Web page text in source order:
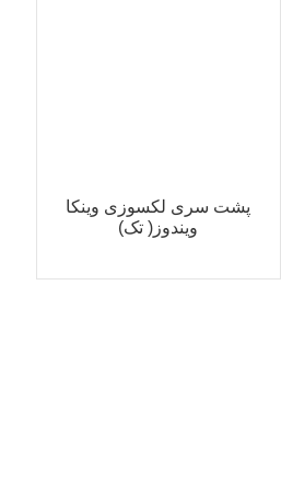
پشت سری لکسوزی وینکا
ویندوز( تک)